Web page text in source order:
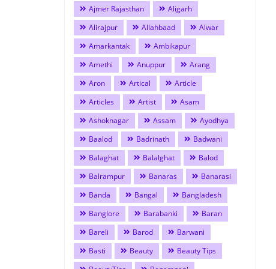
Ajmer Rajasthan
Aligarh
Alirajpur
Allahbaad
Alwar
Amarkantak
Ambikapur
Amethi
Anuppur
Arang
Aron
Artical
Article
Articles
Artist
Asam
Ashoknagar
Assam
Ayodhya
Baalod
Badrinath
Badwani
Balaghat
Balalghat
Balod
Balrampur
Banaras
Banarasi
Banda
Bangal
Bangladesh
Banglore
Barabanki
Baran
Bareli
Barod
Barwani
Basti
Beauty
Beauty Tips